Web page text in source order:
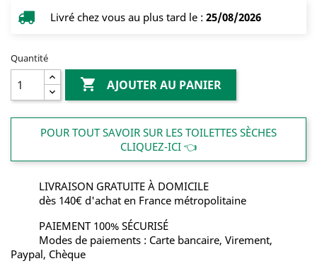
Livré chez vous au plus tard le : 25/08/2026
Quantité
 AJOUTER AU PANIER
POUR TOUT SAVOIR SUR LES TOILETTES SÈCHES
CLIQUEZ-ICI 👈
LIVRAISON GRATUITE À DOMICILE
dès 140€ d'achat en France métropolitaine
PAIEMENT 100% SÉCURISÉ
Modes de paiements : Carte bancaire, Virement,
Paypal, Chèque